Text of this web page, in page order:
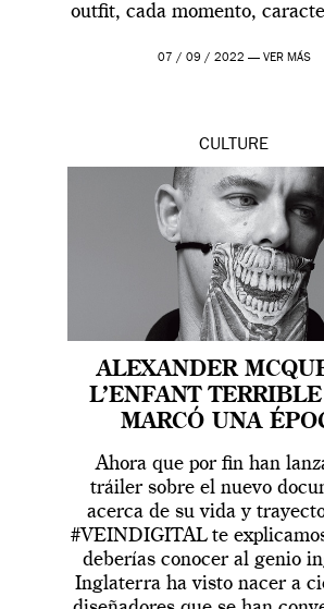
outfit, cada momento,
07 / 09 / 2022 — VER MÁS
CULTURE
ALEXANDER
L’ENFANT
MARCÓ UNA
Ahora que por fin han
tráiler sobre el nuevo
acerca de su vida y
#VEINDIGITAL te
deberías conocer al genio
Inglaterra ha visto nacer a